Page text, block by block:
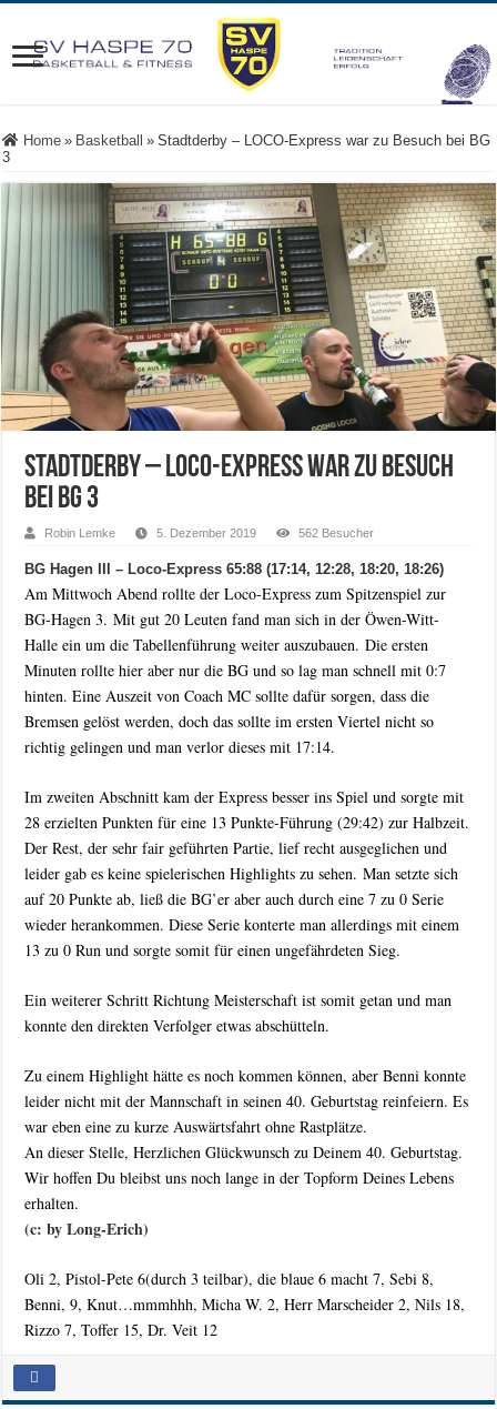
Home » Basketball » Stadtderby – LOCO-Express war zu Besuch bei BG
3
Stadtderby – LOCO-Express war zu Besuch
bei BG 3
Robin Lemke 5. Dezember 2019 562 Besucher
BG Hagen III – Loco-Express 65:88 (17:14, 12:28, 18:20, 18:26)
Am Mittwoch Abend rollte der Loco-Express zum Spitzenspiel zur
BG-Hagen 3. Mit gut 20 Leuten fand man sich in der Öwen-Witt-
Halle ein um die Tabellenführung weiter auszubauen. Die ersten
Minuten rollte hier aber nur die BG und so lag man schnell mit 0:7
hinten. Eine Auszeit von Coach MC sollte dafür sorgen, dass die
Bremsen gelöst werden, doch das sollte im ersten Viertel nicht so
richtig gelingen und man verlor dieses mit 17:14.
Im zweiten Abschnitt kam der Express besser ins Spiel und sorgte mit
28 erzielten Punkten für eine 13 Punkte-Führung (29:42) zur Halbzeit.
Der Rest, der sehr fair geführten Partie, lief recht ausgeglichen und
leider gab es keine spielerischen Highlights zu sehen. Man setzte sich
auf 20 Punkte ab, ließ die BG’er aber auch durch eine 7 zu 0 Serie
wieder herankommen. Diese Serie konterte man allerdings mit einem
13 zu 0 Run und sorgte somit für einen ungefährdeten Sieg.
Ein weiterer Schritt Richtung Meisterschaft ist somit getan und man
konnte den direkten Verfolger etwas abschütteln.
Zu einem Highlight hätte es noch kommen können, aber Benni konnte
leider nicht mit der Mannschaft in seinen 40. Geburtstag reinfeiern. Es
war eben eine zu kurze Auswärtsfahrt ohne Rastplätze.
An dieser Stelle, Herzlichen Glückwunsch zu Deinem 40. Geburtstag.
Wir hoffen Du bleibst uns noch lange in der Topform Deines Lebens
erhalten.
(c: by Long-Erich)
Oli 2, Pistol-Pete 6(durch 3 teilbar), die blaue 6 macht 7, Sebi 8,
Benni, 9, Knut…mmmhhh, Micha W. 2, Herr Marscheider 2, Nils 18,
Rizzo 7, Toffer 15, Dr. Veit 12